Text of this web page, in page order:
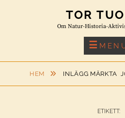
TOR
Om Natur-Historia-
HEM INLÄGG MÄRKTA
ETIKETT: